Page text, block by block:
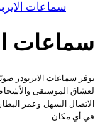
سماعات
سماعات
توفر سماعات الايربودز
لعشاق الموسيقى
الاتصال السهل وعمر
في أي مكان.